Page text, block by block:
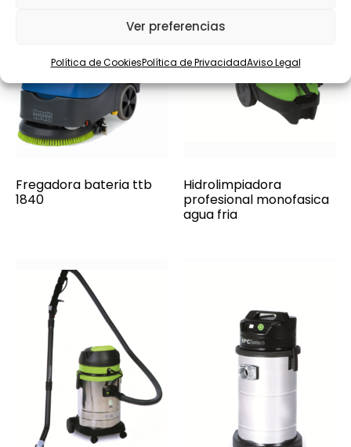
Ver preferencias
Política de CookiesPolítica de PrivacidadAviso Legal
Fregadora bateria ttb
1840
Hidrolimpiadora
profesional monofasica
agua fria